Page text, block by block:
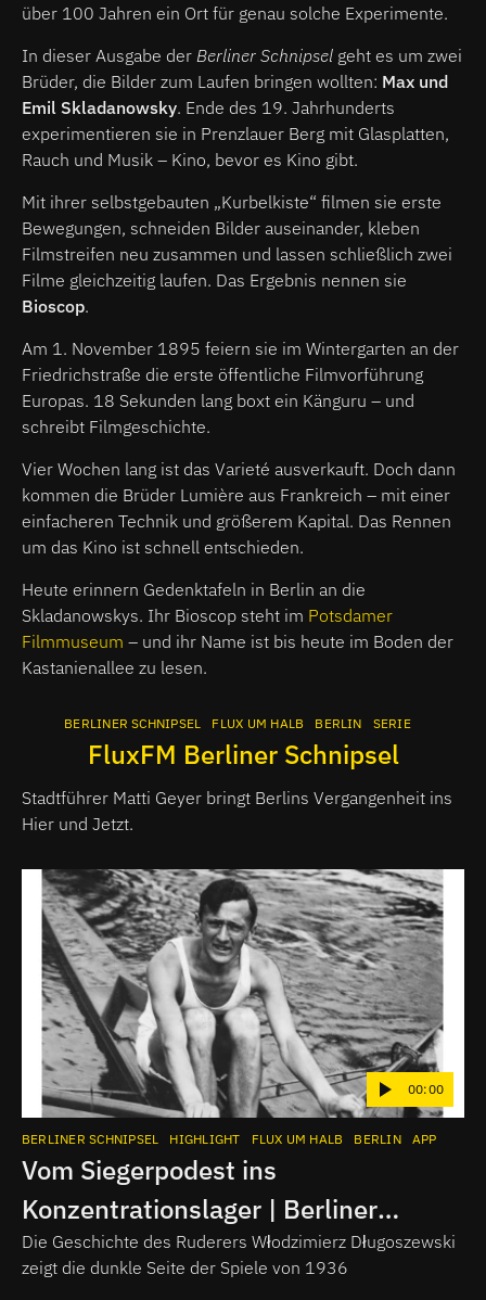
über 100 Jahren ein Ort für genau solche Experimente.
In dieser Ausgabe der Berliner Schnipsel geht es um zwei
Brüder, die Bilder zum Laufen bringen wollten: Max und
Emil Skladanowsky. Ende des 19. Jahrhunderts
experimentieren sie in Prenzlauer Berg mit Glasplatten,
Rauch und Musik – Kino, bevor es Kino gibt.
Mit ihrer selbstgebauten „Kurbelkiste“ filmen sie erste
Bewegungen, schneiden Bilder auseinander, kleben
Filmstreifen neu zusammen und lassen schließlich zwei
Filme gleichzeitig laufen. Das Ergebnis nennen sie
Bioscop.
Am 1. November 1895 feiern sie im Wintergarten an der
Friedrichstraße die erste öffentliche Filmvorführung
Europas. 18 Sekunden lang boxt ein Känguru – und
schreibt Filmgeschichte.
Vier Wochen lang ist das Varieté ausverkauft. Doch dann
kommen die Brüder Lumière aus Frankreich – mit einer
einfacheren Technik und größerem Kapital. Das Rennen
um das Kino ist schnell entschieden.
Heute erinnern Gedenktafeln in Berlin an die
Skladanowskys. Ihr Bioscop steht im Potsdamer
Filmmuseum – und ihr Name ist bis heute im Boden der
Kastanienallee zu lesen.
BERLINER SCHNIPSEL FLUX UM HALB BERLIN SERIE
FluxFM Berliner Schnipsel
Stadtführer Matti Geyer bringt Berlins Vergangenheit ins
Hier und Jetzt.
00:00
BERLINER SCHNIPSEL HIGHLIGHT FLUX UM HALB BERLIN APP
Vom Siegerpodest ins
Konzentrationslager | Berliner
Schnipsel
Die Geschichte des Ruderers Włodzimierz Długoszewski
zeigt die dunkle Seite der Spiele von 1936